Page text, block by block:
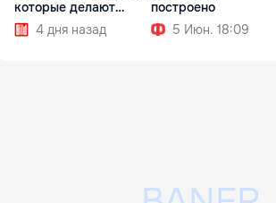
которые делают
долги4 дня назад
построено
5 Июн. 18:09